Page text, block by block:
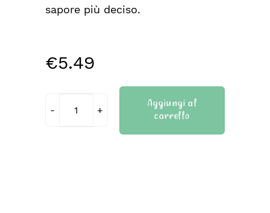
sapore più deciso.
€5.49
Farina
Aggiungi al
carrello